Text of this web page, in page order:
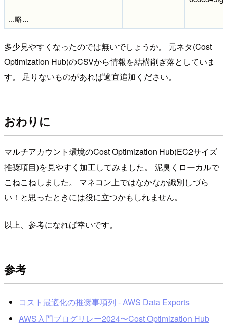
...略...
多少見やすくなったのでは無いでしょうか。 元ネタ(Cost
Optimization Hub)のCSVから情報を結構削ぎ落としていま
す。 足りないものがあれば適宜追加ください。
おわりに
マルチアカウント環境のCost Optimization Hub(EC2サイズ
推奨項目)を見やすく加工してみました。 泥臭くローカルで
こねこねしました。 マネコン上ではなかなか識別しづら
い！と思ったときには役に立つかもしれません。
以上、参考になれば幸いです。
参考
コスト最適化の推奨事項列 - AWS Data Exports
AWS入門ブログリレー2024〜Cost Optimization Hub